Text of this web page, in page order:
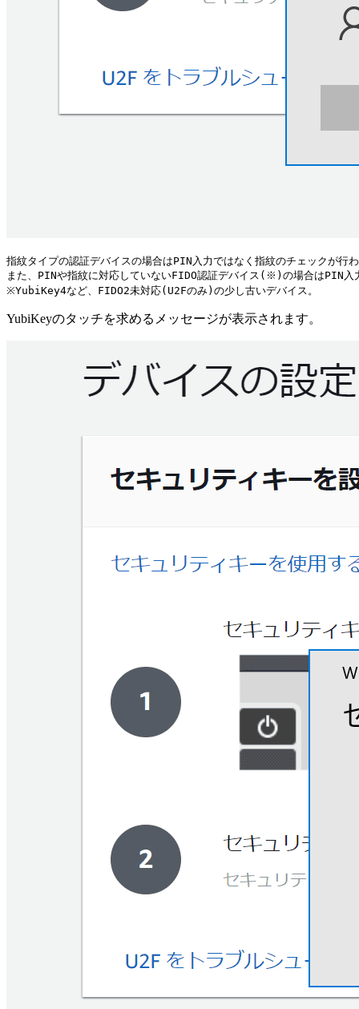
指紋タイプの認証デバイスの場合はPIN入力ではなく指紋のチェックが行
また、PINや指紋に対応していないFIDO認証デバイス(※)の場合はPIN入
YubiKeyのタッチを求めるメッセージが表示されます。